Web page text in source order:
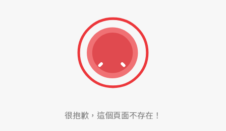
很抱歉，這個頁面不存在！